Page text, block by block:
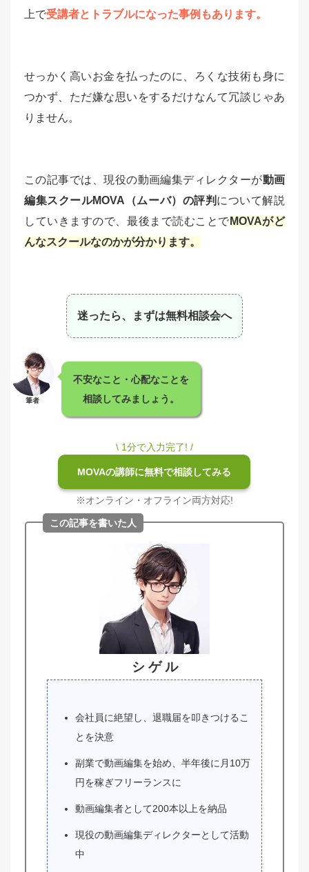
上で受講者とトラブルになった事例もあります。
せっかく高いお金を払ったのに、ろくな技術も身に
つかず、ただ嫌な思いをするだけなんて冗談じゃあ
りません。
この記事では、現役の動画編集ディレクターが動画
編集スクールMOVA（ムーバ）の評判 について解説
していきますので、最後まで読むことで MOVAがど
んなスクールなのかが分かります。
迷ったら、まずは無料相談会へ
筆者
不安なこと・心配なことを
相談してみましょう。
\ 1分で入力完了! /
MOVAの講師に無料で相談してみる
※オンライン・オフライン両方対応!
この記事を書いた人
シ ゲ ル
会社員に絶望し、退職届を叩きつけるこ
とを決意
副業で動画編集を始め、半年後に月10万
円を稼ぎフリーランスに
動画編集者として200本以上を納品
現役の動画編集ディレクターとして活動
中